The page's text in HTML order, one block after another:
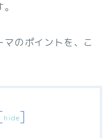
のポイントを、こ
hide]